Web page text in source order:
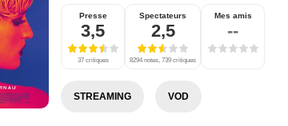
Presse
3,5
37 critiques
Spectateurs
2,5
8294 notes, 739 critiques
Mes amis
--
STREAMING VOD